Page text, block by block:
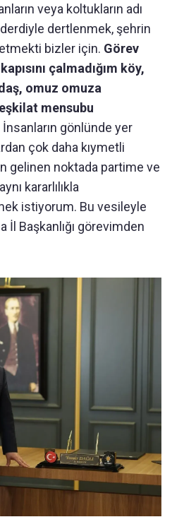
veya koltukların adı
dertlenmek, şehrin
bizler için. Görev
çalmadığım köy,
omuz omuza
mensubu
İnsanların gönlünde yer
çok daha kıymetli
gelinen noktada partime ve
kararlılıkla
istiyorum. Bu vesileyle
Başkanlığı görevimden